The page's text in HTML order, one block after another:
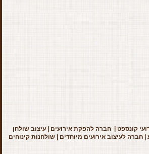
קונספט | חברה להפקת אירועים | עיצוב שולחן
| חברה לעיצוב אירועים מיוחדים | שולחנות קינוחים